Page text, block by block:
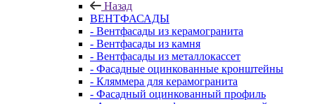
Назад
ВЕНТФАСАДЫ
- Вентфасады из керамогранита
- Вентфасады из камня
- Вентфасады из металлокассет
- Фасадные оцинкованные кронштейны
- Кляммера для керамогранита
- Фасадный оцинкованный профиль